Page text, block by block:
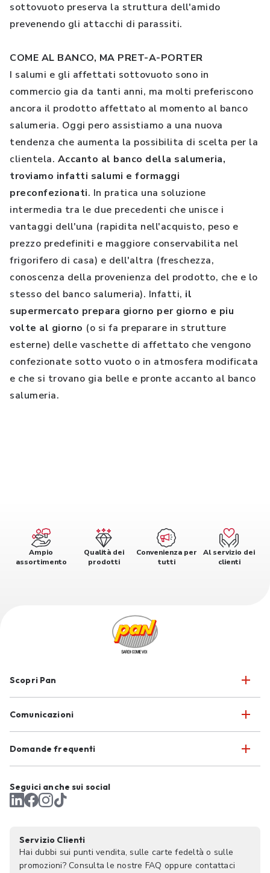
sottovuoto preserva la struttura dell'amido
prevenendo gli attacchi di parassiti.
COME AL BANCO, MA PRET-A-PORTER
I salumi e gli affettati sottovuoto sono in
commercio gia da tanti anni, ma molti preferiscono
ancora il prodotto affettato al momento al banco
salumeria. Oggi pero assistiamo a una nuova
tendenza che aumenta la possibilita di scelta per la
clientela. Accanto al banco della salumeria,
troviamo infatti salumi e formaggi
preconfezionati. In pratica una soluzione
intermedia tra le due precedenti che unisce i
vantaggi dell'una (rapidita nell'acquisto, peso e
prezzo predefiniti e maggiore conservabilita nel
frigorifero di casa) e dell'altra (freschezza,
conoscenza della provenienza del prodotto, che e lo
stesso del banco salumeria). Infatti, il
supermercato prepara giorno per giorno e piu
volte al giorno (o si fa preparare in strutture
esterne) delle vaschette di affettato che vengono
confezionate sotto vuoto o in atmosfera modificata
e che si trovano gia belle e pronte accanto al banco
salumeria.
Ampio
assortimento
Qualità dei
prodotti
Convenienza per
tutti
Al servizio dei
clienti
Scopri Pan
Comunicazioni
Domande frequenti
Seguici anche sui social
Servizio Clienti
Hai dubbi sui punti vendita, sulle carte fedeltà o sulle
promozioni? Consulta le nostre FAQ oppure contattaci